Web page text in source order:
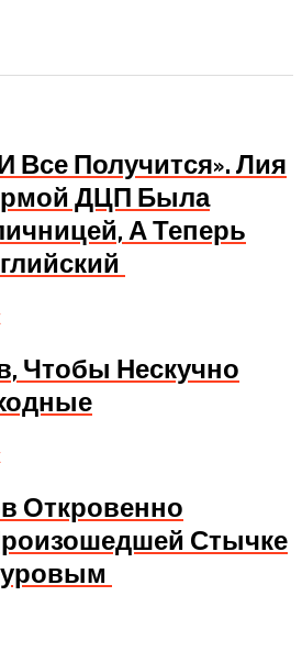
Все Получится». Лия
ДЦП Была
А Теперь
Чтобы Нескучно
Откровенно
Стычке